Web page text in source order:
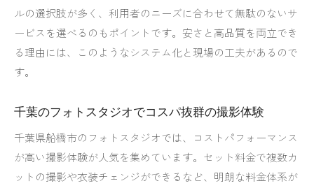
ルの選択肢が多く、利用者のニーズに合わせて無駄のないサ
ービスを選べるのもポイントです。安さと高品質を両立でき
る理由には、このようなシステム化と現場の工夫があるので
す。
千葉のフォトスタジオでコスパ抜群の撮影体験
千葉県船橋市のフォトスタジオでは、コストパフォーマンス
が高い撮影体験が人気を集めています。セット料金で複数カ
ットの撮影や衣装チェンジができるなど、明朗な料金体系が